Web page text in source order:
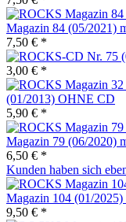
Magazin 84 (05/2021)
7,50 € *
3,00 € *
(01/2013) OHNE CD
5,90 € *
Magazin 79 (06/2020)
6,50 € *
Kunden haben sich
Magazin 104 (01/
9,50 € *